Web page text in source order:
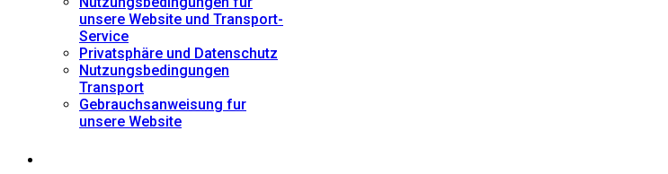
unsere Website und Transport-
Service
Privatsphäre und Datenschutz
Nutzungsbedingungen
Transport
Gebrauchsanweisung fur
unsere Website